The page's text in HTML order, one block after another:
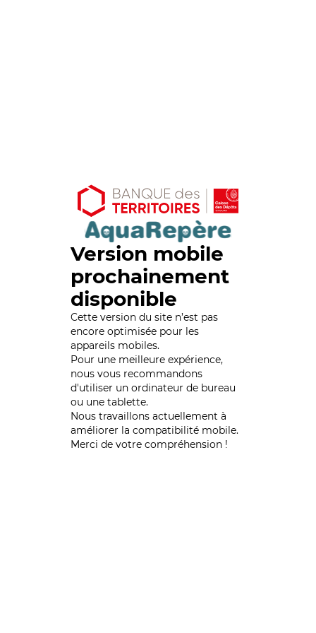
Version mobile
prochainement
disponible
Cette version du site n’est pas
encore optimisée pour les
appareils mobiles.
Pour une meilleure expérience,
nous vous recommandons
d'utiliser un ordinateur de bureau
ou une tablette.
Nous travaillons actuellement à
améliorer la compatibilité mobile.
Merci de votre compréhension !